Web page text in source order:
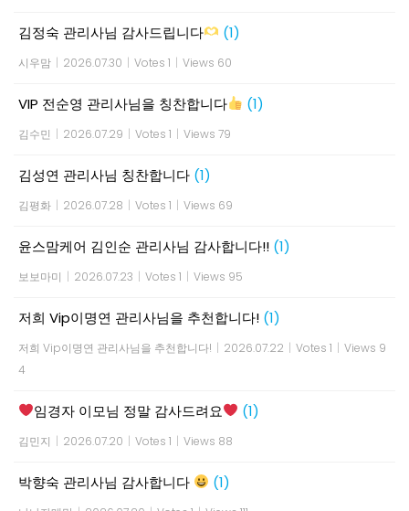
김정숙 관리사님 감사드립니다 (1)
시우맘 | 2026.07.30 | Votes 1 | Views 60
VIP 전순영 관리사님을 칭찬합니다 (1)
김수민 | 2026.07.29 | Votes 1 | Views 79
김성연 관리사님 칭찬합니다 (1)
김평화 | 2026.07.28 | Votes 1 | Views 69
윤스맘케어 김인순 관리사님 감사합니다!! (1)
보보마미 | 2026.07.23 | Votes 1 | Views 95
저희 Vip이명연 관리사님을 추천합니다! (1)
저희 Vip이명연 관리사님을 추천합니다! | 2026.07.22 | Votes 1 | Views 9
4
임경자 이모님 정말 감사드려요 (1)
김민지 | 2026.07.20 | Votes 1 | Views 88
박향숙 관리사님 감사합니다 (1)